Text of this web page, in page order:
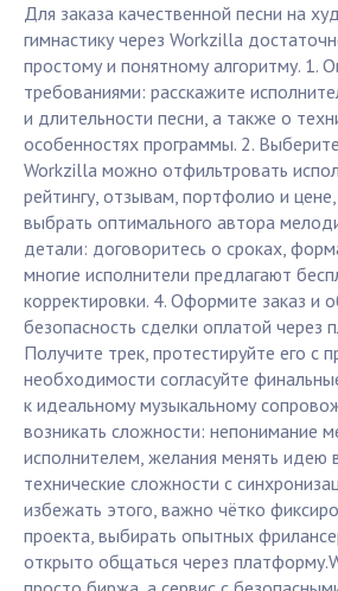
Для заказа качественной песни на
гимнастику через Workzilla
простому и понятному алгоритму. 1.
требованиями: расскажите
и длительности песни, а также о
особенностях программы. 2.
Workzilla можно отфильтровать
рейтингу, отзывам, портфолио и
выбрать оптимального автора
детали: договоритесь о сроках,
многие исполнители предлагают
корректировки. 4. Оформите заказ и
безопасность сделки оплатой через
Получите трек, протестируйте его с
необходимости согласуйте
к идеальному музыкальному
возникать сложности: непонимание
исполнителем, желания менять идею
технические сложности с
избежать этого, важно чётко
проекта, выбирать опытных
открыто общаться через